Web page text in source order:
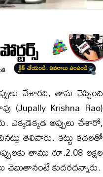
చేశారని, తాను చెప్పింది
Krishna Rao)
అప్పులు చేశారో,
తెలిపారు. కట్టు కథలతో
తాము రూ.2.08 లక్షల
చెబుతానంటే కుదరదన్నారు.